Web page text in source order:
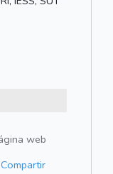
web
Compartir